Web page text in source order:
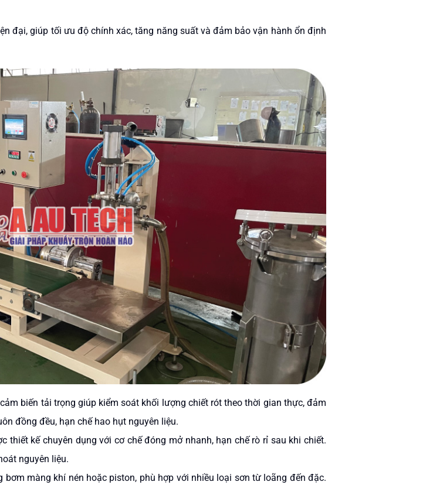
đại, giúp tối ưu độ chính xác, tăng năng suất và đảm bảo vận hành ổn định
biến tải trọng giúp kiểm soát khối lượng chiết rót theo thời gian thực, đảm
đồng đều, hạn chế hao hụt nguyên liệu.
thiết kế chuyên dụng với cơ chế đóng mở nhanh, hạn chế rò rỉ sau khi chiết.
nguyên liệu.
bơm màng khí nén hoặc piston, phù hợp với nhiều loại sơn từ loãng đến đặc.